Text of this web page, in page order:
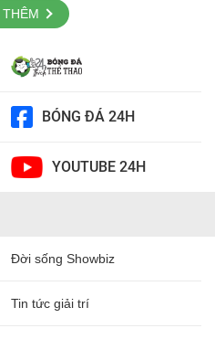
THÊM
BÓNG ĐÁ 24H
YOUTUBE 24H
Đời sống Showbiz
Tin tức giải trí